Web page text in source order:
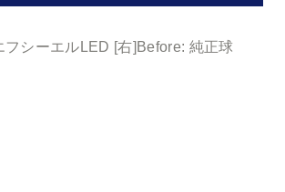
フシーエルLED [右]Before: 純正球